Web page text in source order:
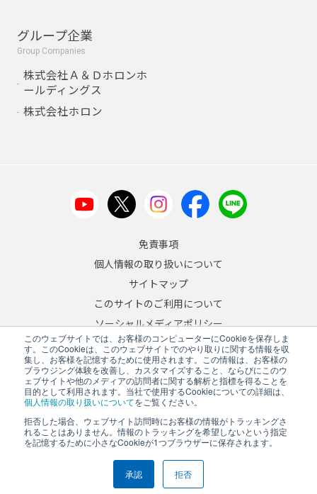
このウェブサイトでは、お客様のコンピューターにCookieを保存しま
す。このCookieは、このウェブサイトでのやり取りに関する情報を収
集し、お客様を記憶するために使用されます。この情報は、お客様の
ブラウジング体験を改善し、カスタマイズすること、ならびにこのウ
ェブサイトや他のメディアの訪問者に関する解析と指標を得ることを
目的として利用されます。当社で使用するCookieについての詳細は、
個人情報の取り扱いについてをご覧ください。
拒否した場合、ウェブサイト訪問時にお客様の情報がトラッキングさ
れることはありません。情報のトラッキングを希望しないという指定
を記憶するために小さなCookieが1つブラウザーに保存されます。
承認 拒否
グループ企業
Group Companies
株式会社Ａ＆Ｄホロンホ
ールディングス
株式会社ホロン
免責事項
個人情報の取り扱いについて
サイトマップ
このサイトのご利用について
ソーシャルメディアポリシー
反社会的勢力への対応について
JA/EN
Copyright © 2026 A&D Company, Limited
PCサイトを表示する